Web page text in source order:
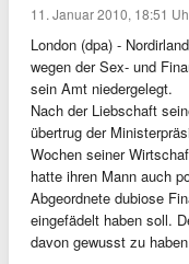
11. Januar 2010, 18:51
London (dpa) -
wegen der Sex- und
sein Amt niedergelegt.
Nach der Liebschaft
übertrug der
Wochen seiner
hatte ihren Mann auch
Abgeordnete dubiose
eingefädelt haben soll.
davon gewusst zu